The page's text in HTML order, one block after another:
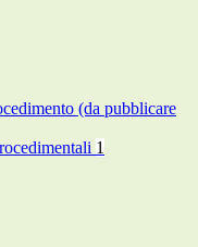
(da pubblicare
1